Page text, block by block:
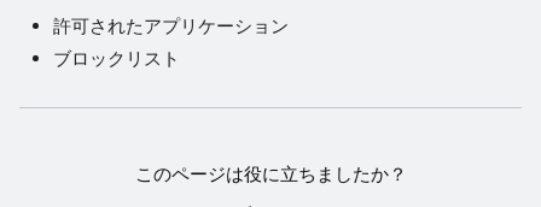
中文（繁體）
許可されたアプリケーション
ブロックリスト
このページは役に立ちましたか？